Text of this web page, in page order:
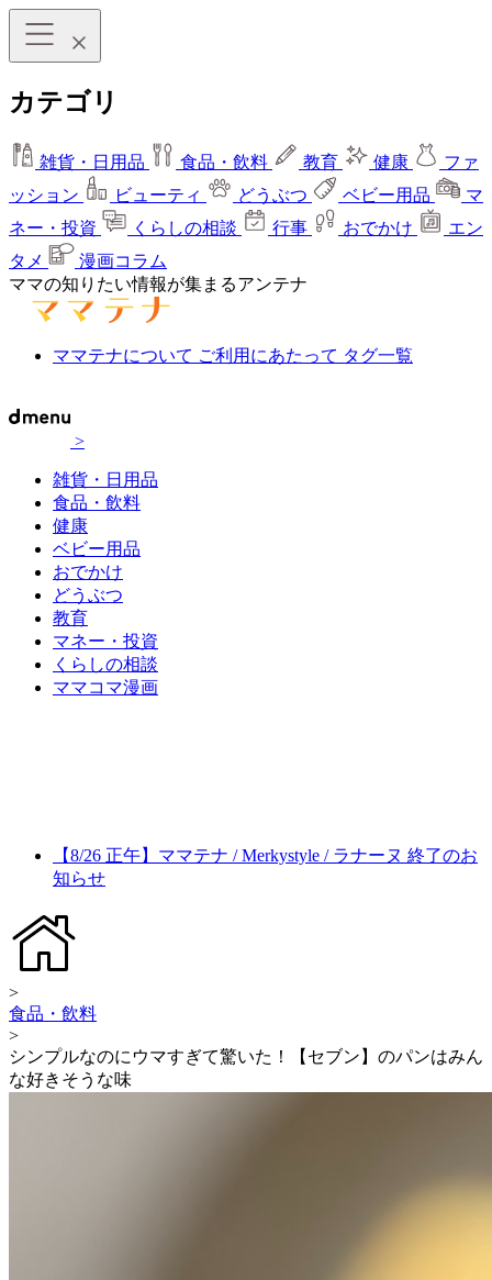
カテゴリ
雑貨・日用品 食品・飲料 教育 健康
ファ
ッション
ビューティ どうぶつ ベビー用品
マ
ネー・投資
くらしの相談 行事 おでかけ
エン
タメ
漫画コラム
ママの知りたい情報が集まるアンテナ
ママテナについて ご利用にあたって タグ一覧
>
雑貨・日用品
食品・飲料
健康
ベビー用品
おでかけ
どうぶつ
教育
マネー・投資
くらしの相談
ママコマ漫画
【8/26 正午】ママテナ / Merkystyle / ラナーヌ 終了のお
知らせ
>
食品・飲料
>
シンプルなのにウマすぎて驚いた！【セブン】のパンはみん
な好きそうな味